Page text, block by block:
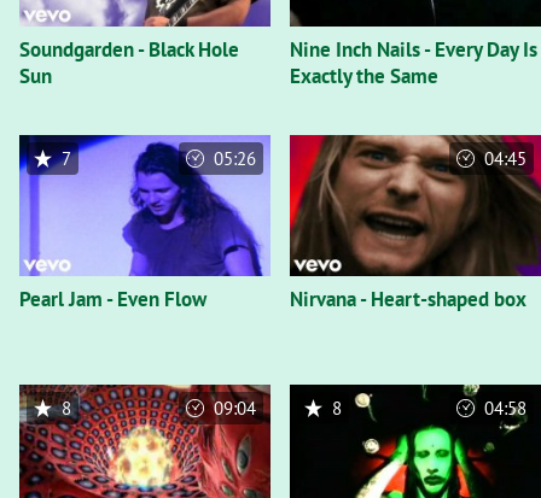
Soundgarden - Black Hole
Sun
Nine Inch Nails - Every Day Is
Exactly the Same
Pearl Jam - Even Flow
7 05:26
Nirvana - Heart-shaped box
04:45
8 09:04 8 04:58